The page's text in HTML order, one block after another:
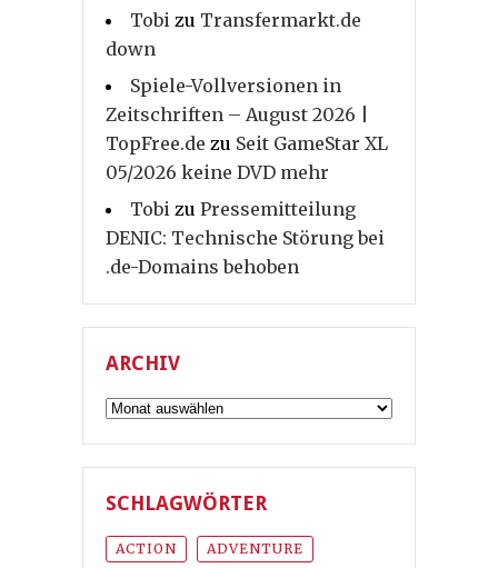
Tobi zu Transfermarkt.de
down
Spiele-Vollversionen in
Zeitschriften – August 2026 |
TopFree.de zu Seit GameStar XL
05/2026 keine DVD mehr
Tobi zu Pressemitteilung
DENIC: Technische Störung bei
.de-Domains behoben
ARCHIV
Archiv
SCHLAGWÖRTER
ACTION ADVENTURE